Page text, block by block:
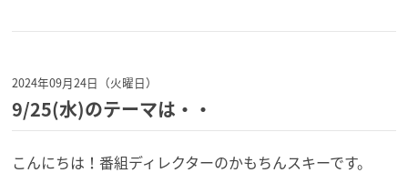
2024年09月24日（火曜日）
9/25(水)のテーマは・・
こんにちは！番組ディレクターのかもちんスキーです。